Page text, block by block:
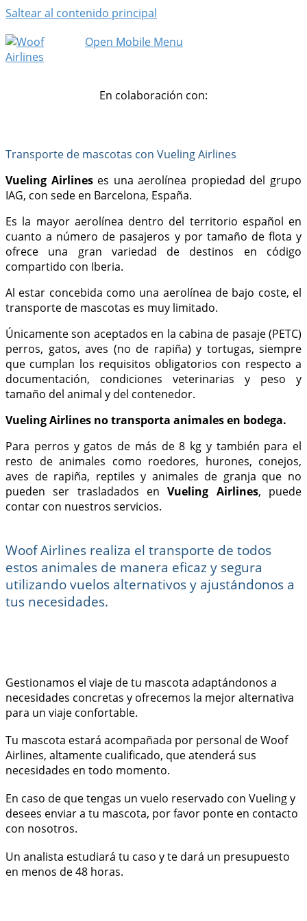
Saltear al contenido principal
Open Mobile Menu
En colaboración con:
Transporte de mascotas con Vueling Airlines
Vueling Airlineses una aerolínea propiedad del grupo
IAG, con sede en Barcelona, España.
Es la mayor aerolínea dentro del territorio español en
cuanto a número de pasajeros y por tamaño de flota y
ofrece una gran variedad de destinos en código
compartido con Iberia.
Al estar concebida como una aerolínea de bajo coste, el
transporte de mascotas es muy limitado.
Únicamente son aceptados en la cabina de pasaje (PETC)
perros, gatos, aves (no de rapiña) y tortugas, siempre
que cumplan los requisitos obligatorios con respecto a
documentación, condiciones veterinarias y peso y
tamaño del animal y del contenedor.
Vueling Airlines no transporta animales en bodega.
Para perros y gatos de más de 8 kg y también para el
resto de animales como roedores, hurones, conejos,
aves de rapiña, reptiles y animales de granja que no
pueden ser trasladados enVueling Airlines, puede
contar con nuestros servicios.
Woof Airlines realiza el transporte de todos
estos animales de manera eficaz y segura
utilizando vuelos alternativos y ajustándonos a
tus necesidades.
Gestionamos el viaje de tu mascota adaptándonos a
necesidades concretas y ofrecemos la mejor alternativa
para un viaje confortable.
Tu mascota estará acompañada por personal de Woof
Airlines, altamente cualificado, que atenderá sus
necesidades en todo momento.
En caso de que tengas un vuelo reservado con Vueling y
desees enviar a tu mascota, por favor ponte en contacto
con nosotros.
Un analista estudiará tu caso y te dará un presupuesto
en menos de 48 horas.